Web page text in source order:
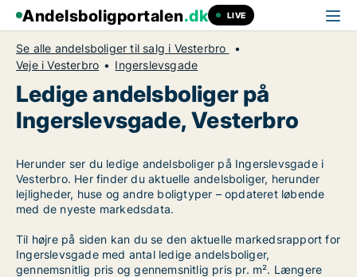
Andelsboligportalen.dk LIVE
Se alle andelsboliger til salg i Vesterbro
Veje i Vesterbro
Ingerslevsgade
Ledige andelsboliger på
Ingerslevsgade, Vesterbro
Herunder ser du ledige andelsboliger på Ingerslevsgade i
Vesterbro. Her finder du aktuelle andelsboliger, herunder
lejligheder, huse og andre boligtyper – opdateret løbende
med de nyeste markedsdata.
Til højre på siden kan du se den aktuelle markedsrapport for
Ingerslevsgade med antal ledige andelsboliger,
gennemsnitlig pris og gennemsnitlig pris pr. m². Længere